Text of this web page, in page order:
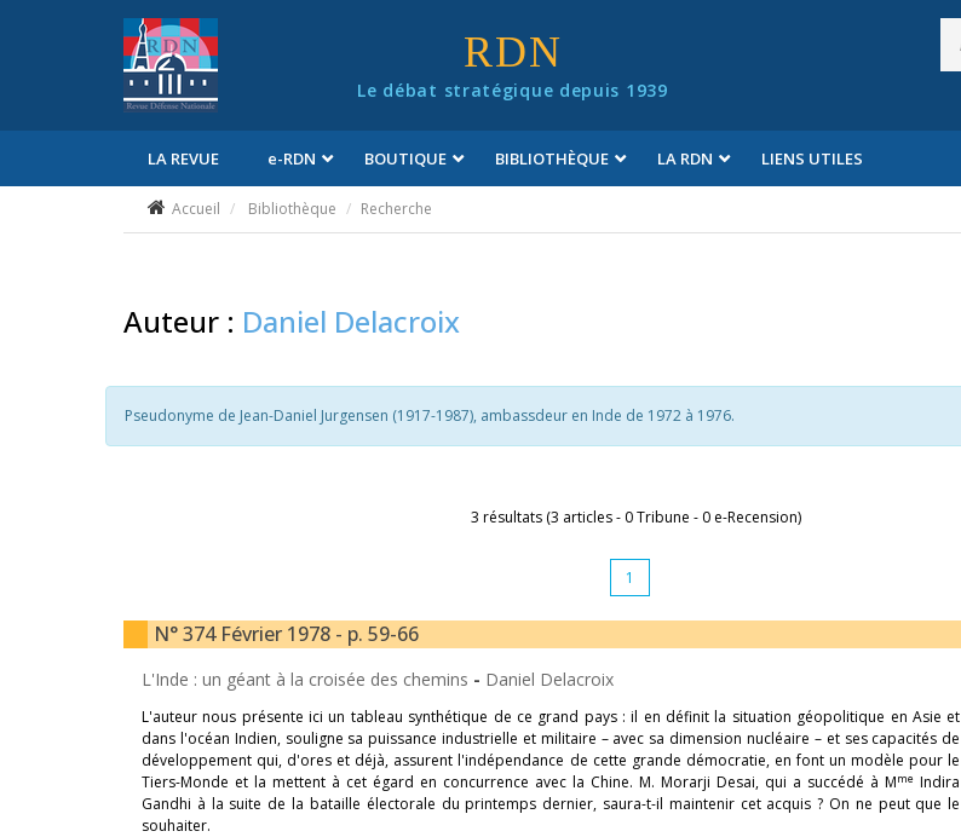
RDN
Le débat stratégique depuis 1939
LA REVUE e-RDN BOUTIQUE BIBLIOTHÈQUE LA RDN LIENS UTILES
Accueil Bibliothèque Recherche
Auteur : Daniel Delacroix
Pseudonyme de Jean-Daniel Jurgensen (1917-1987), ambassdeur en Inde de 1972 à 1976.
3 résultats (3 articles - 0 Tribune - 0 e-Recension)
1
N° 374 Février 1978 - p. 59-66
L'Inde : un géant à la croisée des chemins - Daniel Delacroix
L'auteur nous présente ici un tableau synthétique de ce grand pays : il en définit la situation géopolitique en Asie et
dans l'océan Indien, souligne sa puissance industrielle et militaire – avec sa dimension nucléaire – et ses capacités de
développement qui, d'ores et déjà, assurent l'indépendance de cette grande démocratie, en font un modèle pour le
Tiers-Monde et la mettent à cet égard en concurrence avec la Chine. M. Morarji Desai, qui a succédé à Mme Indira
Gandhi à la suite de la bataille électorale du printemps dernier, saura-t-il maintenir cet acquis ? On ne peut que le
souhaiter.